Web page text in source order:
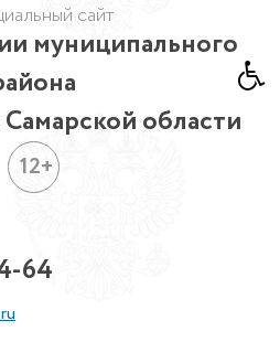
сайт
муниципального
области
12+
64